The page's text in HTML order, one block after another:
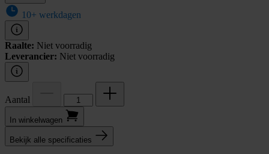
10+ werkdagen
Raalte: Niet voorradig
Leverancier: Niet voorradig
Aantal
In winkel­wagen
Bekijk alle specificaties